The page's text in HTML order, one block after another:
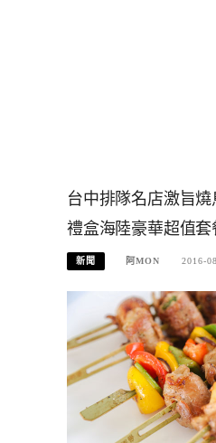
台中排隊名店激旨
禮盒海陸豪華超值套
新聞 阿MON 2016-